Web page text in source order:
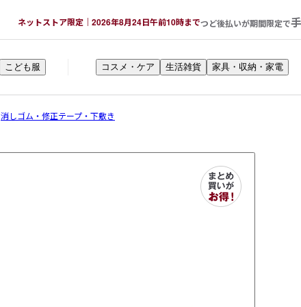
ネットストア限定｜2026年8月24日午前10時までつど後払いが期間限定で
こども服 コスメ・ケア 生活雑貨 家具・収納・家電
消しゴム・修正テープ・下敷き